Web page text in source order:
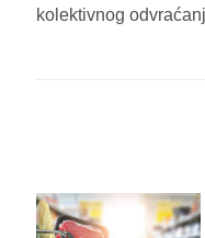
kolektivnog